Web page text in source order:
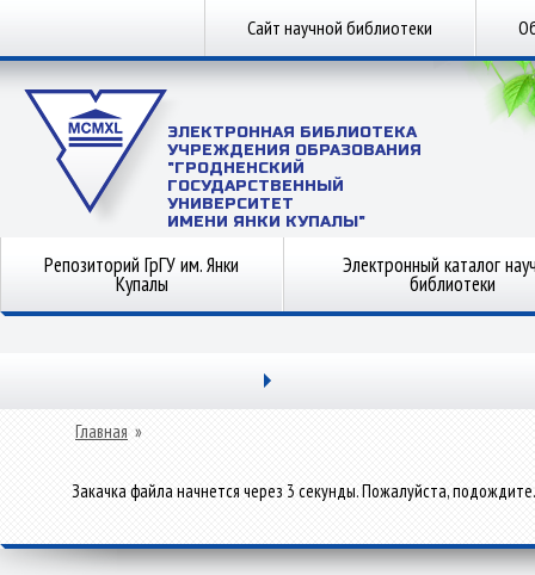
Сайт научной библиотеки
ЭЛЕКТРОННАЯ БИБЛИОТЕКА
УЧРЕЖДЕНИЯ ОБРАЗОВАНИЯ
"ГРОДНЕНСКИЙ
ГОСУДАРСТВЕННЫЙ
УНИВЕРСИТЕТ
ИМЕНИ ЯНКИ КУПАЛЫ"
Репозиторий ГрГУ им. Янки
Купалы
Электронный каталог
библиотеки
Главная »
Закачка файла начнется через 3 секунды. Пожалуйста, подождите.